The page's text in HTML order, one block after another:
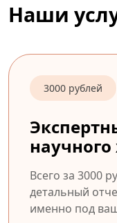
Наши
3000 рублей
Всего за 3000
детальный
именно под